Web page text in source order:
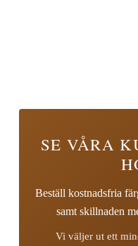
SE VÅRA
Beställ kostnadsfria
samt skillnaden
Vi väljer ut ett